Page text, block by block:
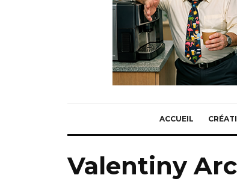
ACCUEIL
Valentiny